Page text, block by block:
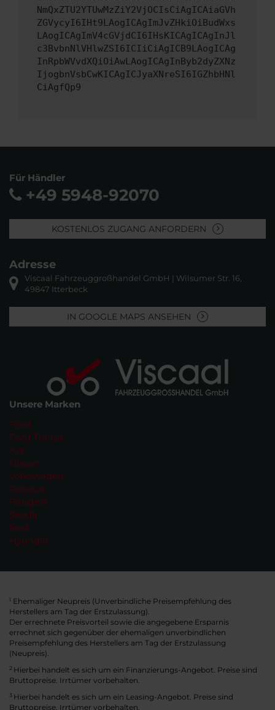
NmQxZTU2YTUwMzZiY2VjOCIsCiAgICAiaGVh
ZGVycyI6IHt9LAogICAgImJvZHkiOiBudWxs
LAogICAgImV4cGVjdCI6IHsKICAgICAgInJl
c3BvbnNlVHlwZSI6ICIiCiAgICB9LAogICAg
InRpbWVvdXQiOiAwLAogICAgInByb2dyZXNz
IjogbnVsbCwKICAgICJyaXNreSI6IGZhbHNl
CiAgfQp9
Für Händler
+49 5948-92070
KOSTENLOS ZUGANG ANFORDERN
Adresse
Viscaal Fahrzeuggroßhandel GmbH | Wilsumer Str. 16,
49847 Itterbeck
IN GOOGLE MAPS ANSEHEN
Unsere Marken
Ford
Ford Transit
Kia
Nissan
Volkswagen
Renault
Peugeot
Skoda
Seat
Hyundai
1 Ehemaliger Neupreis (Unverbindliche Preisempfehlung des
Herstellers am Tag der Erstzulassung).
Der errechnete Preisvorteil sowie die angegebene Ersparnis
errechnet sich gegenüber der ehemaligen unverbindlichen
Preisempfehlung des Herstellers am Tag der Erstzulassung
(Neupreis).
2 Hierbei handelt es sich um ein Finanzierungs-Angebot. Preise sind
Bruttopreise. Irrtümer vorbehalten.
3 Hierbei handelt es sich um ein Leasing-Angebot. Preise sind
Bruttopreise. Irrtümer vorbehalten.